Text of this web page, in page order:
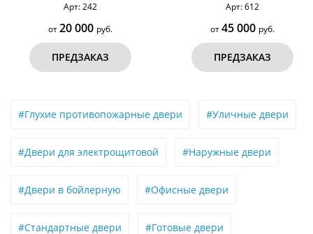
Арт: 242
от20 000 руб.
ПРЕДЗАКАЗ
Арт: 612
от45 000 руб.
ПРЕДЗАКАЗ
#Глухие противопожарные двери #Уличные двери
#Двери для электрощитовой #Наружные двери
#Двери в бойлерную #Офисные двери
#Стандартные двери #Готовые двери